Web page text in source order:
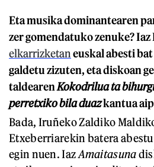
Eta musika dominantearen
zer gomendatuko zenuke?
elkarrizketaneuskal abesti
galdetu zizuten, eta diskoan
taldearenKokodrilua ta
perretxiko bila duazkantua
Bada, Iruñeko Zaldiko
Etxeberriarekin batera
egin nuen. IazAmaitasuna